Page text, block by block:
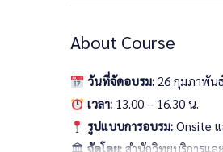
About Course
วันที่จัดอบรม:26 กุมภาพัน
เวลา:13.00 – 16.30 น.
รูปแบบการอบรม:Onsite แ
🏛 จัดโดย:สำนักวิทยบริการแล